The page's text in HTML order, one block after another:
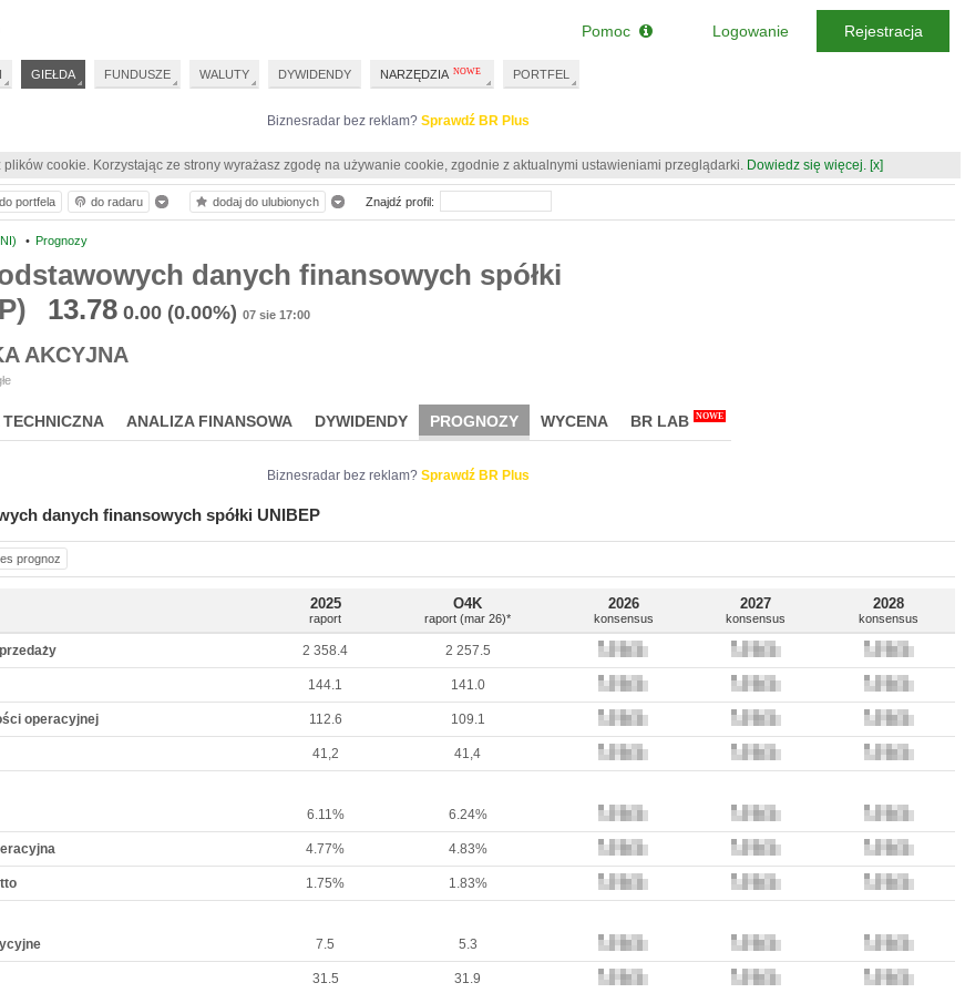
Biznesradar bez reklam? Sprawdź BR Plus
plików cookie. Korzystając ze strony wyrażasz zgodę na używanie cookie, zgodnie z aktualnymi ustawieniami przeglądarki. Dowiedz się więcej. [x]
• Prognozy
danych finansowych spółki
13.78 0.00 (0.00%) 07 sie 17:00
AKCYJNA
ANALIZA FINANSOWA DYWIDENDY PROGNOZY WYCENA BR LAB NOWE
Biznesradar bez reklam? Sprawdź BR Plus
danych finansowych spółki UNIBEP
prognoz
2025
raport
O4K
raport (mar 26)*
2026
konsensus
2027
konsensus
2028
konsensus
2 358.4 2 257.5
144.1 141.0
operacyjnej 112.6 109.1
41,2 41,4
6.11% 6.24%
4.77% 4.83%
1.75% 1.83%
7.5 5.3
31.5 31.9
do portfela do radaru dodaj do ulubionych Znajdź profil:
GIEŁDA FUNDUSZE WALUTY DYWIDENDY NARZĘDZIA PORTFEL
Pomoc Logowanie Rejestracja